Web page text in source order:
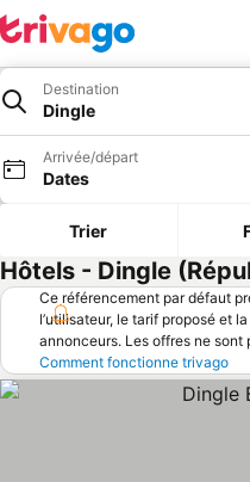
Destination
Dingle
Arrivée/départ
Dates
Trier
Hôtels - Dingle
Ce référencement par défaut
l’utilisateur, le tarif proposé et
annonceurs. Les offres ne sont
Comment fonctionne trivago